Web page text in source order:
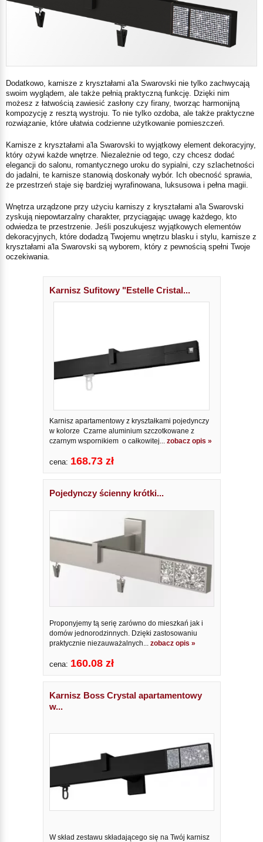
Dodatkowo, karnisze z kryształami a'la Swarovski nie tylko zachwycają
swoim wyglądem, ale także pełnią praktyczną funkcję. Dzięki nim
możesz z łatwością zawiesić zasłony czy firany, tworząc harmonijną
kompozycję z resztą wystroju. To nie tylko ozdoba, ale także praktyczne
rozwiązanie, które ułatwia codzienne użytkowanie pomieszczeń.
Karnisze z kryształami a'la Swarovski to wyjątkowy element dekoracyjny,
który ożywi każde wnętrze. Niezależnie od tego, czy chcesz dodać
elegancji do salonu, romantycznego uroku do sypialni, czy szlachetności
do jadalni, te karnisze stanowią doskonały wybór. Ich obecność sprawia,
że przestrzeń staje się bardziej wyrafinowana, luksusowa i pełna magii.
Wnętrza urządzone przy użyciu karniszy z kryształami a'la Swarovski
zyskują niepowtarzalny charakter, przyciągając uwagę każdego, kto
odwiedza te przestrzenie. Jeśli poszukujesz wyjątkowych elementów
dekoracyjnych, które dodadzą Twojemu wnętrzu blasku i stylu, karnisze z
kryształami a'la Swarovski są wyborem, który z pewnością spełni Twoje
oczekiwania.
Karnisz Sufitowy "Estelle Cristal...
Karnisz apartamentowy z kryształkami pojedynczy
w kolorze Czarne aluminium szczotkowane z
czarnym wspornikiem o całkowitej... zobacz opis »
cena: 168.73 zł
Pojedynczy ścienny krótki...
Proponyjemy tą serię zarówno do mieszkań jak i
domów jednorodzinnych. Dzięki zastosowaniu
praktycznie niezauważalnych... zobacz opis »
cena: 160.08 zł
Karnisz Boss Crystal apartamentowy
w...
W skład zestawu składającego się na Twój karnisz